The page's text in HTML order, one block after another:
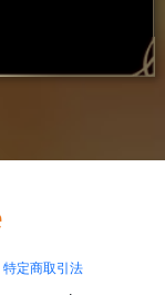
特定商取引法